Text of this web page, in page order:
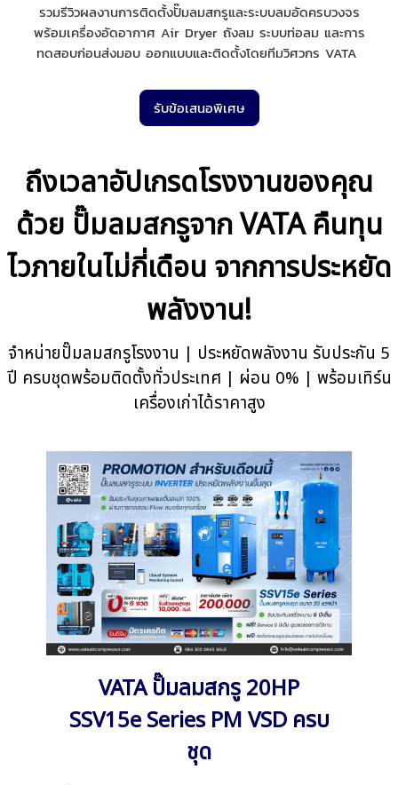
รวมรีวิวผลงานการติดตั้งปั๊มลมสกรูและระบบลมอัดครบวงจร
พร้อมเครื่องอัดอากาศ Air Dryer ถังลม ระบบท่อลม และการ
ทดสอบก่อนส่งมอบ ออกแบบและติดตั้งโดยทีมวิศวกร VATA
รับข้อเสนอพิเศษ
ถึงเวลาอัปเกรดโรงงานของคุณ
ด้วย ปั๊มลมสกรูจาก VATA คืนทุน
ไวภายในไม่กี่เดือน จากการประหยัด
พลังงาน!
จำหน่ายปั๊มลมสกรูโรงงาน | ประหยัดพลังงาน รับประกัน 5
ปี ครบชุดพร้อมติดตั้งทั่วประเทศ | ผ่อน 0% | พร้อมเทิร์น
เครื่องเก่าได้ราคาสูง
VATA ปั๊มลมสกรู 20HP
SSV15e Series PM VSD ครบ
ชุด